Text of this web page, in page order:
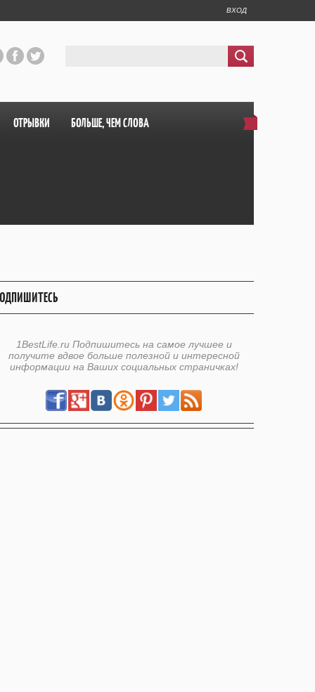
ВХОД
ОТРЫВКИ БОЛЬШЕ, ЧЕМ СЛОВА
1BestLife.ru Подпишитесь на самое лучшее и
получите вдвое больше полезной и интересной
информации на Ваших социальных страничках!